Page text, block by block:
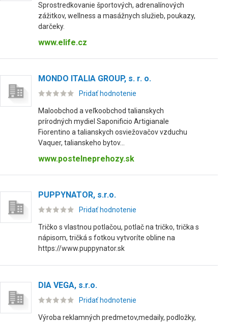
Sprostredkovanie športových, adrenalínových
zážitkov, wellness a masážnych služieb, poukazy,
darčeky.
www.elife.cz
MONDO ITALIA GROUP, s. r. o.
Pridať hodnotenie
Maloobchod a veľkoobchod talianskych
prírodných mydiel Saponificio Artigianale
Fiorentino a talianskych osviežovačov vzduchu
Vaquer, talianskeho bytov...
www.postelneprehozy.sk
PUPPYNATOR, s.r.o.
Pridať hodnotenie
Tričko s vlastnou potlačou, potlač na tričko, trička s
nápisom, tričká s fotkou vytvoríte obline na
https://www.puppynator.sk
DIA VEGA, s.r.o.
Pridať hodnotenie
Výroba reklamných predmetov,medaily, podložky,